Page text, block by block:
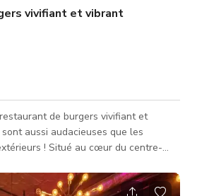
vivifiant et vibrant
de burgers vivifiant et
aussi audacieuses que les
! Situé au cœur du centre-
et satisfaire vos envies. Entrez